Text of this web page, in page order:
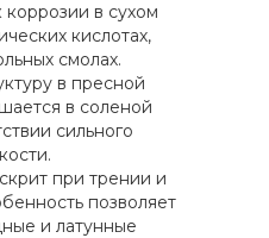
коррозии в сухом
кислотах,
смолах.
в пресной
в соленой
сильного
при трении и
позволяет
и латунные